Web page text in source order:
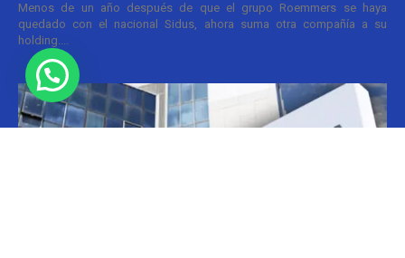
Menos de un año después de que el grupo Roemmers se haya
quedado con el nacional Sidus, ahora suma otra compañía a su
holding....